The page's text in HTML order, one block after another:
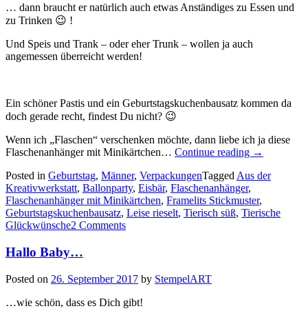
… dann braucht er natürlich auch etwas Anständiges zu Essen und
zu Trinken 😉 !
Und Speis und Trank – oder eher Trunk – wollen ja auch
angemessen überreicht werden!
Ein schöner Pastis und ein Geburtstagskuchenbausatz kommen da
doch gerade recht, findest Du nicht? 😉
Wenn ich „Flaschen“ verschenken möchte, dann liebe ich ja diese
Flaschenanhänger mit Minikärtchen… Continue reading „Wenn
Eisbär
hat…“
→
Posted in Geburtstag, Männer, VerpackungenTagged Aus der
Kreativwerkstatt, Ballonparty, Eisbär, Flaschenanhänger,
Flaschenanhänger mit Minikärtchen, Framelits Stickmuster,
Geburtstagskuchenbausatz, Leise rieselt, Tierisch süß, Tierische
Glückwünsche2 Comments
Hallo Baby…
Posted on 26. September 2017 by StempelART
…wie schön, dass es Dich gibt!